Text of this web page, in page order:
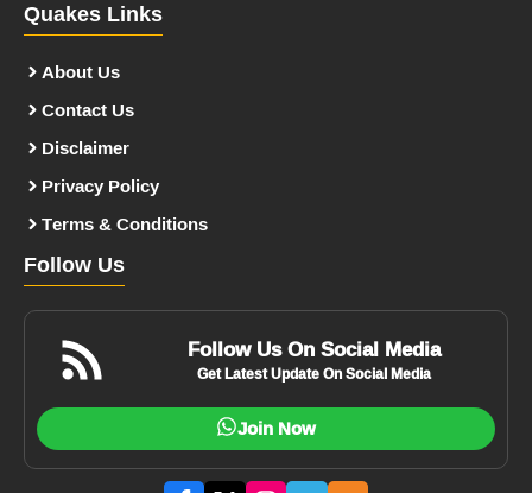
Quakes Links
About Us
Contact Us
Disclaimer
Privacy Policy
Terms & Conditions
Follow Us
Follow Us On Social Media
Get Latest Update On Social Media
Join Now